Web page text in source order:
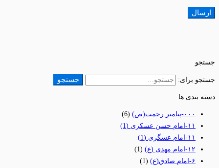
جستجو
جستجو برای: جستجو
دسته بندی ها
٠٠٠-پیامبر رحمت(ص)
(6)
١١-امام حسن عسکری
(1)
١١-امام عسگری
(1)
١٢-امام مهدی (ع)
(1)
۶-امام صادق(ع)
(1)